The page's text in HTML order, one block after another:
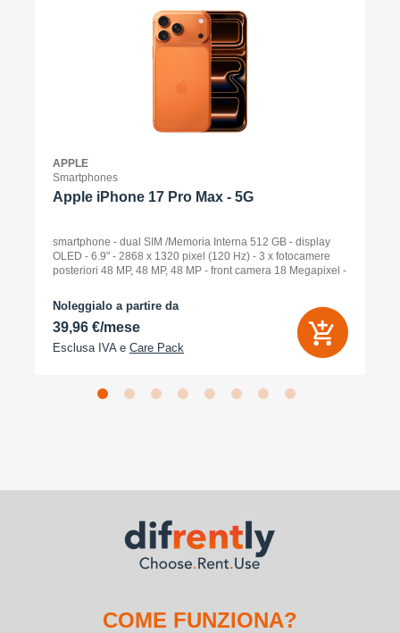
APPLE
Smartphones
Apple iPhone 17 Pro Max - 5G
smartphone - dual SIM /Memoria Interna 512 GB - display
OLED - 6.9" - 2868 x 1320 pixel (120 Hz) - 3 x fotocamere
posteriori 48 MP, 48 MP, 48 MP - front camera 18 Megapixel -
Noleggialo a partire da
39,96 €/mese
Esclusa IVA e Care Pack
COME FUNZIONA?